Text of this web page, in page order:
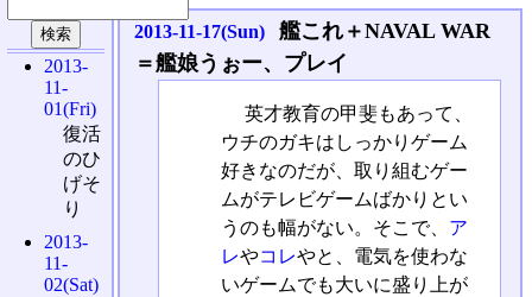
2013-11-17(Sun)
艦これ＋NAVAL WAR
＝艦娘うぉー、プレイ
英才教育の甲斐もあって、
ウチのガキはしっかりゲーム
好きなのだが、取り組むゲー
ムがテレビゲームばかりとい
うのも幅がない。そこで、 ア
レやコレやと、電気を使わな
いゲームでも大いに盛り上が
2013-
11-
01(Fri)
復活
のひ
げそ
り
2013-
11-
02(Sat)